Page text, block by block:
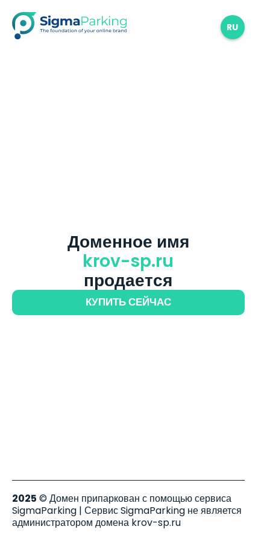
RU
Доменное имя
krov-sp.ru
продается
КУПИТЬ СЕЙЧАС
2025 © Домен припаркован с помощью сервиса
SigmaParking | Сервис SigmaParking не является
администратором домена krov-sp.ru